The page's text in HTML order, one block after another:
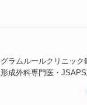
グラムルールクリニック
形成外科専門医・